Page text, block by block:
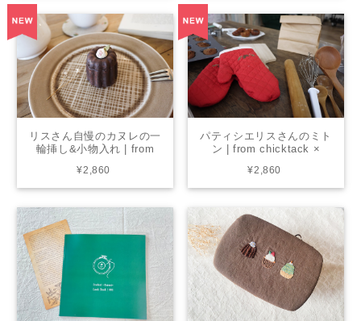
リスさん自慢のカヌレの一
輪挿し&小物入れ | from
¥2,860
パティシエリスさんのミト
ン | from chicktack ×
¥2,860